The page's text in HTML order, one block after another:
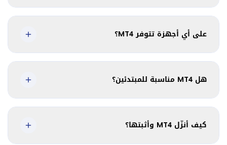
على أي أجهزة تتوفر MT4؟
هل MT4 مناسبة للمبتدئين؟
كيف أنزّل MT4 وأثبتها؟